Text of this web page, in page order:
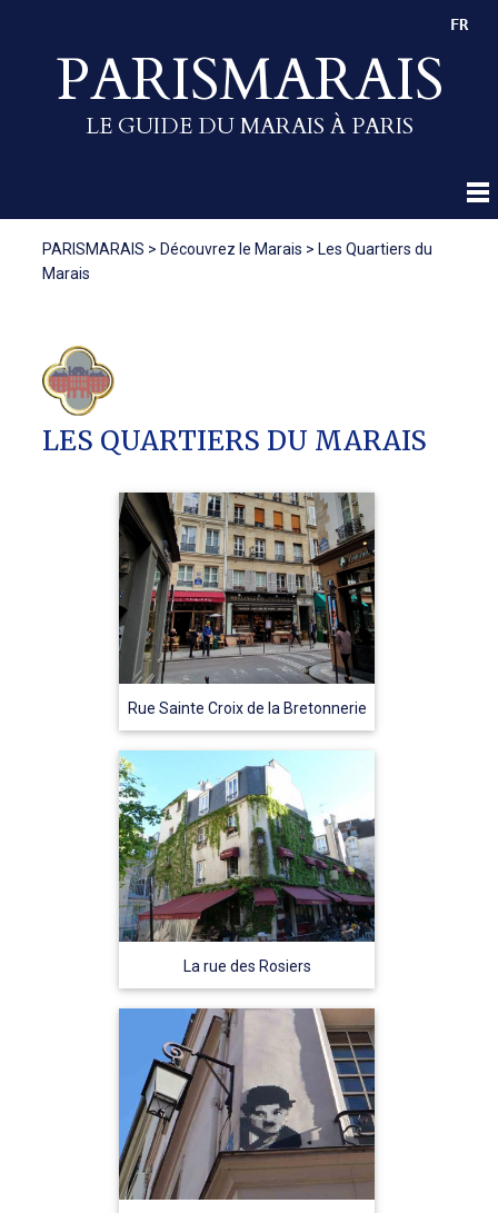
PARISMARAIS
LE GUIDE DU MARAIS À PARIS
FR
PARISMARAIS > Découvrez le Marais > Les Quartiers du
Marais
LES QUARTIERS DU MARAIS
Rue Sainte Croix de la Bretonnerie
La rue des Rosiers